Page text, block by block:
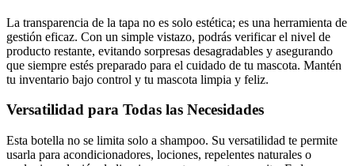
La transparencia de la tapa no es solo estética; es una herramienta de
gestión eficaz. Con un simple vistazo, podrás verificar el nivel de
producto restante, evitando sorpresas desagradables y asegurando
que siempre estés preparado para el cuidado de tu mascota. Mantén
tu inventario bajo control y tu mascota limpia y feliz.
Versatilidad para Todas las Necesidades
Esta botella no se limita solo a shampoo. Su versatilidad te permite
usarla para acondicionadores, lociones, repelentes naturales o